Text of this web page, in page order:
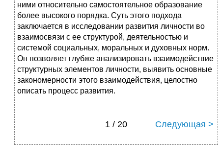
ними относительно самостоятельное образование
более высокого порядка. Суть этого подхода
заключается в исследовании развития личности во
взаимосвязи с ее структурой, деятельностью и
системой социальных, моральных и духовных норм.
Он позволяет глубже анализировать взаимодействие
структурных элементов личности, выявить основные
закономерности этого взаимодействия, целостно
описать процесс развития.
1 / 20 Следующая >